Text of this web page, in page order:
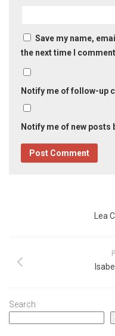
Save my name,
the next time I
Notify me of follow-up
Notify me of new posts
Lea
Search